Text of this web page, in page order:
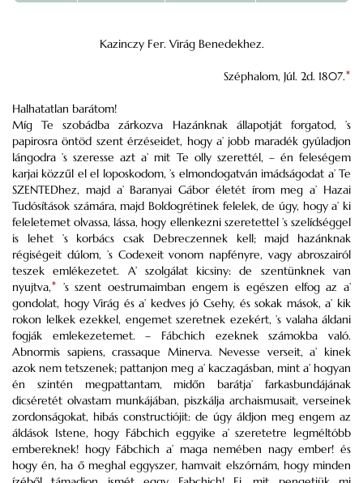
Kazinczy Fer. Virág Benedekhez.
Széphalom, Júl. 2d. 1807.*
Halhatatlan barátom!
Míg Te szobádba zárkozva Hazánknak állapotját forgatod, ’s
papirosra öntöd szent érzéseidet, hogy a’ jobb maradék gyúladjon
lángodra ’s szeresse azt a’ mit Te olly szerettél, – én feleségem
karjai közzűl el el loposkodom, ’s elmondogatván imádságodat a’ Te
SZENTEDhez, majd a’ Baranyai Gábor életét írom meg a’ Hazai
Tudósítások számára, majd Boldogrétinek felelek, de úgy, hogy a’ ki
feleletemet olvassa, lássa, hogy ellenkezni szeretettel ’s szelídséggel
is lehet ’s korbács csak Debreczennek kell; majd hazánknak
régiségeit dúlom, ’s Codexeit vonom napfényre, vagy abroszairól
teszek emlékezetet. A’ szolgálat kicsiny: de szentünknek van
nyujtva,*
’s szent oestrumaimban engem is egészen elfog az a’
gondolat, hogy Virág és a’ kedves jó Csehy, és sokak mások, a’ kik
rokon lelkek ezekkel, engemet szeretnek ezekért, ’s valaha áldani
fogják emlekezetemet. – Fábchich ezeknek számokba való.
Abnormis sapiens, crassaque Minerva. Nevesse verseit, a’ kinek
azok nem tetszenek; pattanjon meg a’ kaczagásban, mint a’ hogyan
én szintén megpattantam, midőn barátja’ farkasbundájának
dicséretét olvastam munkájában, piszkálja archaismusait, verseinek
zordonságokat, hibás constructiójit: de úgy áldjon meg engem az
áldások Istene, hogy Fábchich eggyike a’ szeretetre legméltóbb
embereknek! hogy Fábchich a’ maga nemében nagy ember! és
hogy én, ha ő meghal eggyszer, hamvait elszórnám, hogy minden